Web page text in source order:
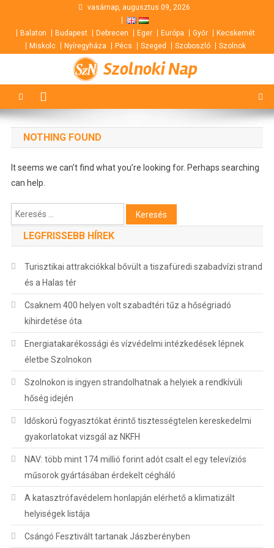
content
vasárnap, augusztus 09, 2026
Balaton Budapest Debrecen Eger Európa Győr
Kecskemét
Miskolc
Nyíregyháza Pécs Szeged Szoboszló Szolnok
Szolnoki Nap
NOTHING FOUND
It seems we can’t find what you’re looking for. Perhaps searching
can help.
Keresés:
LEGFRISSEBB HÍREK
Turisztikai attrakciókkal bővült a tiszafüredi szabadvízi strand
és a Halas tér
Csaknem 400 helyen volt szabadtéri tűz a hőségriadó
kihirdetése óta
Energiatakarékossági és vízvédelmi intézkedések lépnek
életbe Szolnokon
Szolnokon is ingyen strandolhatnak a helyiek a rendkívüli
hőség idején
Időskorú fogyasztókat érintő tisztességtelen kereskedelmi
gyakorlatokat vizsgál az NKFH
NAV: több mint 174 millió forint adót csalt el egy televíziós
műsorok gyártásában érdekelt cégháló
A katasztrófavédelem honlapján elérhető a klimatizált
helyiségek listája
Csángó Fesztivált tartanak Jászberényben